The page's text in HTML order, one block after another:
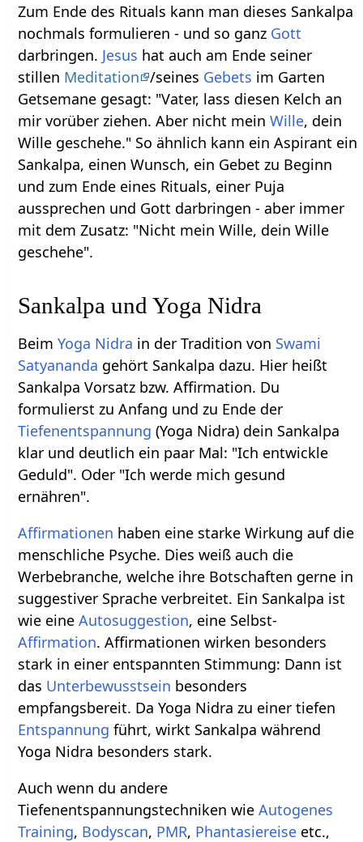
Zum Ende des Rituals kann man dieses Sankalpa
nochmals formulieren - und so ganz Gott
darbringen. Jesus hat auch am Ende seiner
stillen Meditation /seines Gebets im Garten
Getsemane gesagt: "Vater, lass diesen Kelch an
mir vorüber ziehen. Aber nicht meinWille, dein
Wille geschehe." So ähnlich kann ein Aspirant ein
Sankalpa, einen Wunsch, ein Gebet zu Beginn
und zum Ende eines Rituals, einer Puja
aussprechen und Gott darbringen - aber immer
mit dem Zusatz: "Nicht mein Wille, dein Wille
geschehe".
Sankalpa und Yoga Nidra
BeimYoga Nidra in der Tradition von Swami
Satyananda gehört Sankalpa dazu. Hier heißt
Sankalpa Vorsatz bzw. Affirmation. Du
formulierst zu Anfang und zu Ende der
Tiefenentspannung (Yoga Nidra) dein Sankalpa
klar und deutlich ein paar Mal: "Ich entwickle
Geduld". Oder "Ich werde mich gesund
ernähren".
Affirmationen haben eine starke Wirkung auf die
menschliche Psyche. Dies weiß auch die
Werbebranche, welche ihre Botschaften gerne in
suggestiver Sprache verbreitet. Ein Sankalpa ist
wie eineAutosuggestion, eine Selbst-
Affirmation. Affirmationen wirken besonders
stark in einer entspannten Stimmung: Dann ist
das Unterbewusstsein besonders
empfangsbereit. Da Yoga Nidra zu einer tiefen
Entspannung führt, wirkt Sankalpa während
Yoga Nidra besonders stark.
Auch wenn du andere
Tiefenentspannungstechniken wieAutogenes
Training, Bodyscan, PMR, Phantasiereise etc.,